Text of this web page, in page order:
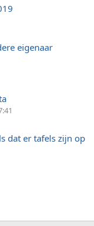
eigenaar
dat er tafels zijn op